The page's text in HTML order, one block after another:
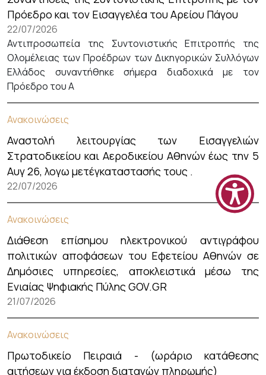
Πρόεδρο και τον Εισαγγελέα του Αρείου Πάγου
22/07/2026
Αντιπροσωπεία της Συντονιστικής Επιτροπής της
Ολομέλειας των Προέδρων των Δικηγορικών Συλλόγων
Ελλάδος συναντήθηκε σήμερα διαδοχικά με τον
Πρόεδρο του Α
Ανακοινώσεις
Αναστολή λειτουργίας των Εισαγγελιών
Στρατοδικείου και Αεροδικείου Αθηνών έως την 5
Αυγ 26, λογω μετέγκαταστασής τους .
22/07/2026
Ανακοινώσεις
Διάθεση επίσημου ηλεκτρονικού αντιγράφου
πολιτικών αποφάσεων του Εφετείου Αθηνών σε
Δημόσιες υπηρεσίες, αποκλειστικά μέσω της
Ενιαίας Ψηφιακής Πύλης GOV.GR
21/07/2026
Ανακοινώσεις
Πρωτοδικείο Πειραιά - (ωράριο κατάθεσης
αιτήσεων για έκδοση διαταγών πληρωμής)